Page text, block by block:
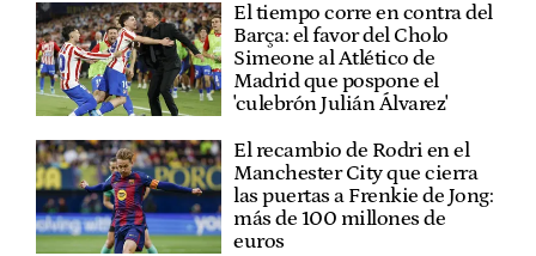
El tiempo corre en contra del
Barça: el favor del Cholo
Simeone al Atlético de
Madrid que pospone el
'culebrón Julián Álvarez'
El recambio de Rodri en el
Manchester City que cierra
las puertas a Frenkie de Jong:
más de 100 millones de
euros